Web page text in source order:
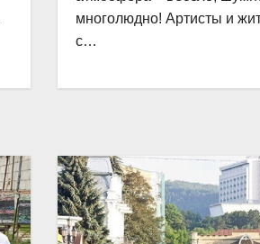
многолюдно! Артисты и
с…